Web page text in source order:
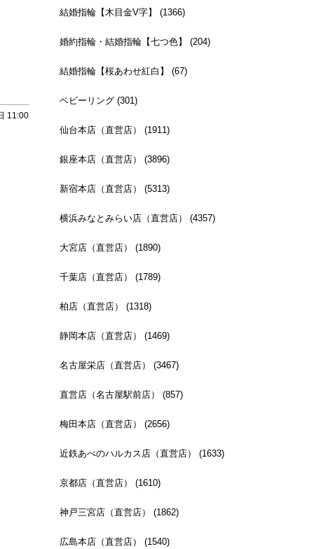
11:00
結婚指輪【木目金V字】 (1366)
婚約指輪・結婚指輪【七つ色】 (204)
結婚指輪【桜あわせ紅白】 (67)
ベビーリング (301)
仙台本店（直営店） (1911)
銀座本店（直営店） (3896)
新宿本店（直営店） (5313)
横浜みなとみらい店（直営店） (4357)
大宮店（直営店） (1890)
千葉店（直営店） (1789)
柏店（直営店） (1318)
静岡本店（直営店） (1469)
名古屋栄店（直営店） (3467)
直営店（名古屋駅前店） (857)
梅田本店（直営店） (2656)
近鉄あべのハルカス店（直営店） (1633)
京都店（直営店） (1610)
神戸三宮店（直営店） (1862)
広島本店（直営店） (1540)